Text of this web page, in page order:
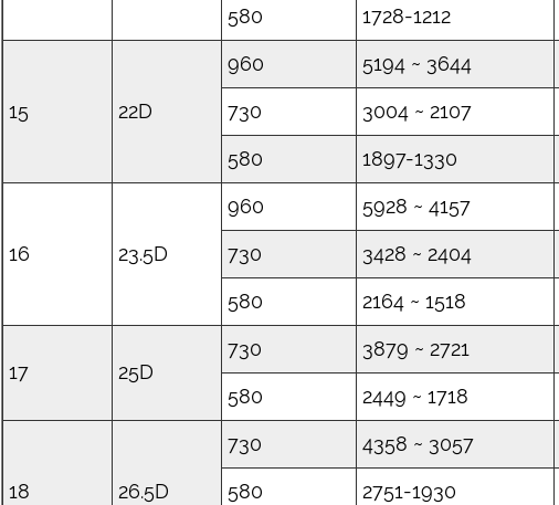
580 1728-1212
15 22D
960 5194 ~ 3644
730 3004 ~ 2107
580 1897-1330
16 23.5D
960 5928 ~ 4157
730 3428 ~ 2404
580 2164 ~ 1518
17 25D
730 3879 ~ 2721
580 2449 ~ 1718
18 26.5D
730 4358 ~ 3057
580 2751-1930